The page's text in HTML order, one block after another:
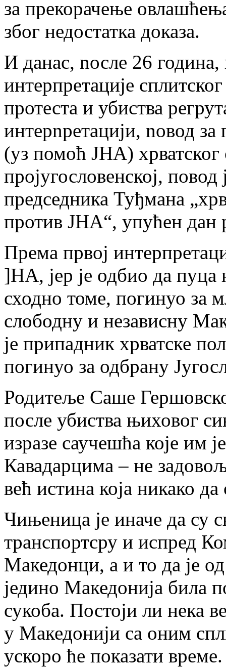
за прекорачење
због недостатка доказа.
И данас, nосле 26 година,
интерпретације
протеста и убиства
интерnретацији, nовод за
(уз помоћ ЈНА) хрватског
пројугословенској, повод
председника Туђмана
против ЈНА“, упућен дан
Према првој
]НА, јер је одбио да пуца
сходно томе, погинуо за
слободну и независну
је припадник хрватске
погинуо за одбрану
Родитеље Саше
после убиства њиховог
изразе саучешћа које им
Кавадарцима – не
већ истина која никако да
Чињеница је иначе да су
транспортсру и испред
Македонци, а и то да је
једино Македонија била
сукоба. Постоји ли нека
у Македонији са оним
ускоро ће показати време.